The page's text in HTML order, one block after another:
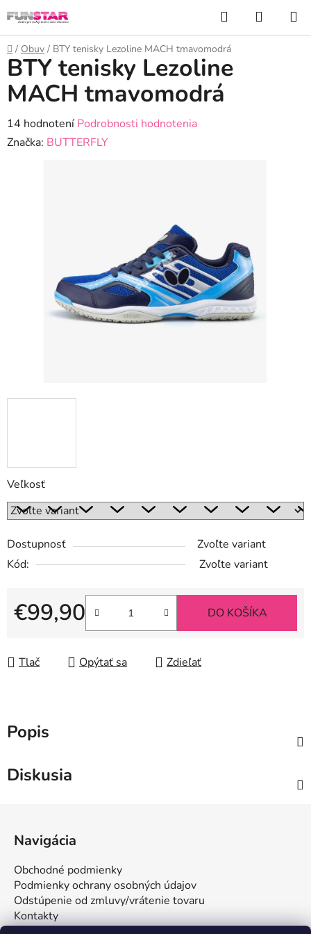
na
obsah
Hľadať
KOŠÍK
Domov
/ Obuv / BTY tenisky Lezoline MACH tmavomodrá
Veľkosť
Dostupnosť
Zvoľte variant
Kód:
Zvoľte variant
€99,90
Jednotková cena:
DO KOŠÍKA
Tlač Opýtať sa Zdieľať
BTY tenisky Lezoline
MACH tmavomodrá
Priemerné
hodnotenie
14 hodnotení Podrobnosti hodnotenia
Značka: BUTTERFLY
Popis
Diskusia
e
Navigácia
Obchodné podmienky
Podmienky ochrany osobných údajov
Odstúpenie od zmluvy/vrátenie tovaru
Kontakty